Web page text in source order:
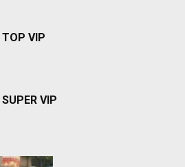
TOP VIP
SUPER VIP